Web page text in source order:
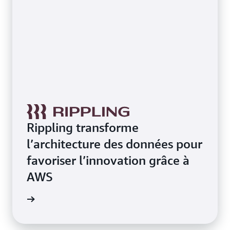
Rippling transforme
l’architecture des données pour
favoriser l’innovation grâce à
AWS